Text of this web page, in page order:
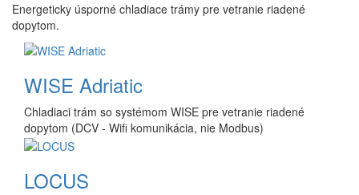
Energeticky úsporné chladiace trámy pre vetranie riadené
dopytom.
WISE Adriatic
Chladiaci trám so systémom WISE pre vetranie riadené
dopytom (DCV - Wifi komunikácia, nie Modbus)
LOCUS